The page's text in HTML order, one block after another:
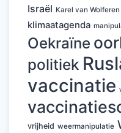
Israël Karel van Wolferen
klimaatagenda
Oekraïne
politiek
vaccinatie
vrijheid weermanipulatie